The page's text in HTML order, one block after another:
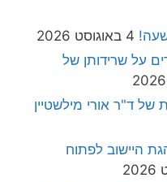
4 באוגוסט 2026
על שרידותן של
של ד"ר אורי מילשטיין
היישוב לפתוח